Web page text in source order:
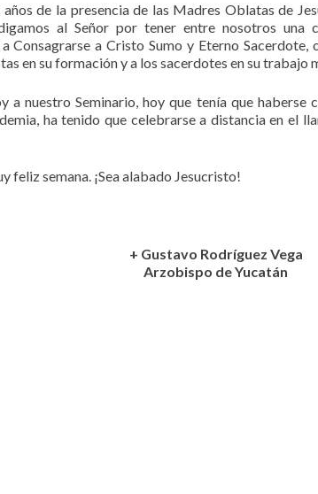
de la presencia de las Madres Oblatas de
al Señor por tener entre nosotros una
Consagrarse a Cristo Sumo y Eterno
en su formación y a los sacerdotes en su trabajo
a nuestro Seminario, hoy que tenía que
ha tenido que celebrarse a distancia en el
feliz semana. ¡Sea alabado Jesucristo!
+ Gustavo Rodríguez Vega
Arzobispo de Yucatán